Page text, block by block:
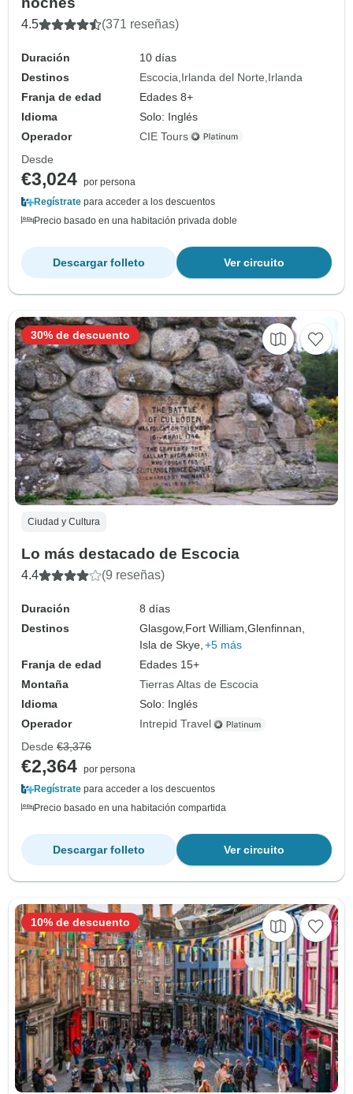
4.5 (371 reseñas)
Duración
10 días
Destinos
Escocia Irlanda del Norte Irlanda
Franja de edad
Edades 8+
Idioma
Solo: Inglés
Operador
CIE Tours
Desde
€3,024 por persona
Regístrate para acceder a los descuentos
Precio basado en una habitación privada doble
Ver circuito
Descargar folleto
Ciudad y Cultura
Lo más destacado de Escocia
4.4 (9 reseñas)
Duración
8 días
Destinos
Glasgow, Fort William,Glenfinnan,
Isla de Skye, +5 más
Franja de edad
Edades 15+
Montaña
Tierras Altas de Escocia
Idioma
Solo: Inglés
Operador
Intrepid Travel
30% de descuento
Desde €3,376
€2,364 por persona
Regístrate para acceder a los descuentos
Precio basado en una habitación compartida
Ver circuito
Descargar folleto
10% de descuento